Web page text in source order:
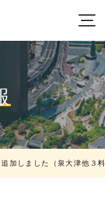
追加しました（泉大津他３